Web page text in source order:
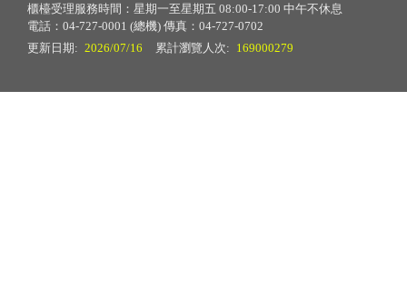
櫃檯受理服務時間：星期一至星期五 08:00-17:00 中午不休息
電話：04-727-0001 (總機) 傳真：04-727-0702
更新日期: 2026/07/16 累計瀏覽人次: 169000279